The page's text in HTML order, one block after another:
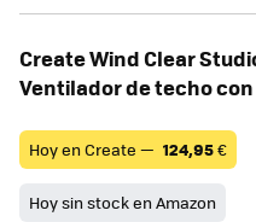
Create Wind Clear
Ventilador de techo
Hoy en Create — 124,95€
Hoy sin stock en Amazon